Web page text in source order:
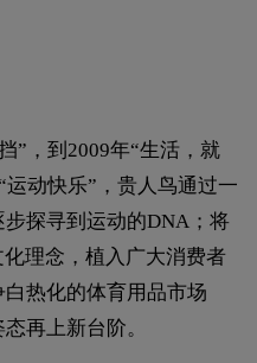
”，到2009年“生活，就
动快乐”，贵人鸟通过一
探寻到运动的DNA；将
理念，植入广大消费者
热化的体育用品市场
再上新台阶。